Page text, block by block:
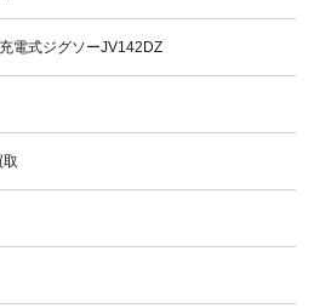
電式ジグソーJV142DZ